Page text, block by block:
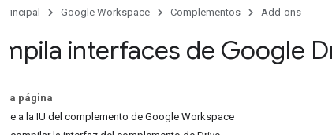
principal Google Workspace Complementos Add-ons
interfaces de Google
página
a la IU del complemento de Google Workspace